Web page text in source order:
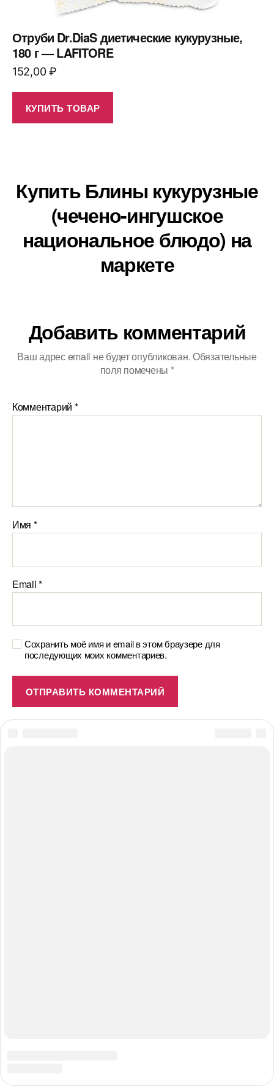
Отруби Dr.DiaS диетические кукурузные,
180 г — LAFITORE
152,00₽
КУПИТЬ ТОВАР
Купить Блины кукурузные
(чечено-ингушское
национальное блюдо) на
маркете
Добавить комментарий
Ваш адрес email не будет опубликован.Обязательные
поля помечены *
Комментарий *
Имя *
Email*
Сохранить моё имя и email в этом браузере для
последующих моих комментариев.